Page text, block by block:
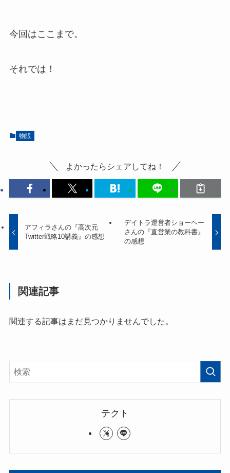
今回はここまで。
それでは！
物販
よかったらシェアしてね！
アフィラさんの『高次元
Twitter戦略10講義』の感想
デイトラ運営者ショーヘー
さんの『直営業の教科書』
の感想
関連記事
関連する記事はまだ見つかりませんでした。
テクト